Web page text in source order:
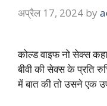
अप्रैल 17, 2024 by
कोल्ड वाइफ नो सेक्स
बीवी की सेक्स के प्रति
में बात की तो उसने एक